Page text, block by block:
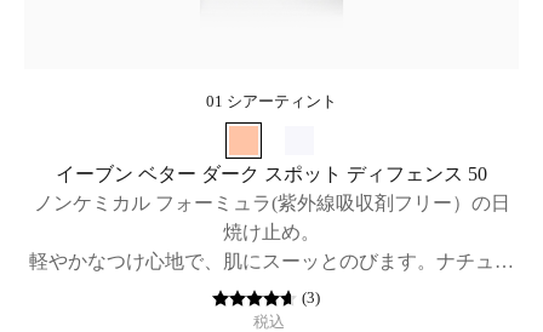
01 シアーティント
イーブン ベター ダーク スポット ディフェンス 50
ノンケミカル フォーミュラ(紫外線吸収剤フリー）の日
焼け止め。
軽やかなつけ心地で、肌にスーッとのびます。ナチュラ
ルな肌色に整えるシアー ティントと、明るく肌色を整え
るシアーの2色。SPF50 / PA++++
(3)
税込